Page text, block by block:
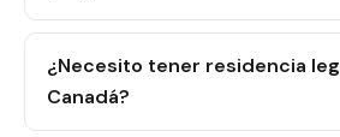
¿Necesito tener residencia
Canadá?